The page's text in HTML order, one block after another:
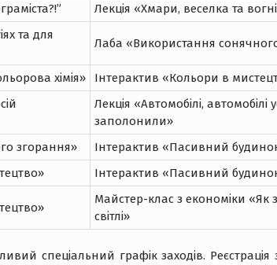
Лекція «Хмари, веселка та
та для
Лаба «Використання сонячного
хімія» Інтерактив «Кольори в
Лекція «Автомобілі, автомобілі
заполонили»
згорання»
Інтерактив «Пасивний
Інтерактив «Пасивний
Майстер-клас з економіки
світлі»
спеціальний графік заходів.